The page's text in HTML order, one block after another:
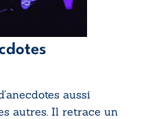
aussi
autres. Il retrace un